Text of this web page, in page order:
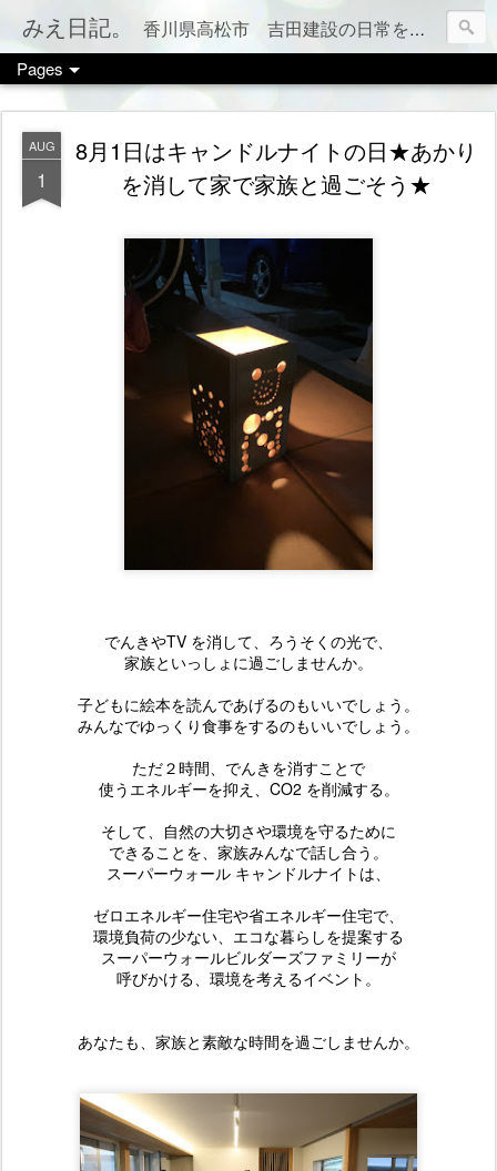
みえ日記。 香川県高松市 吉田建設の日常をお伝えします。 家づくりのこと、税金のこと、カフェやお店情報、ママ会のこと等など、カテゴリー別でもご覧いただけます（右上のメニューボタンを押してね）
Pages
AUG
1
8月1日はキャンドルナイトの日★あかり
を消して家で家族と過ごそう★
でんきやTV を消して、ろうそくの光で、
家族といっしょに過ごしませんか。
子どもに絵本を読んであげるのもいいでしょう。
みんなでゆっくり食事をするのもいいでしょう。
ただ２時間、でんきを消すことで
使うエネルギーを抑え、CO2 を削減する。
そして、自然の大切さや環境を守るために
できることを、家族みんなで話し合う。
スーパーウォール キャンドルナイトは、
ゼロエネルギー住宅や省エネルギー住宅で、
環境負荷の少ない、エコな暮らしを提案する
スーパーウォールビルダーズファミリーが
呼びかける、環境を考えるイベント。
あなたも、家族と素敵な時間を過ごしませんか。